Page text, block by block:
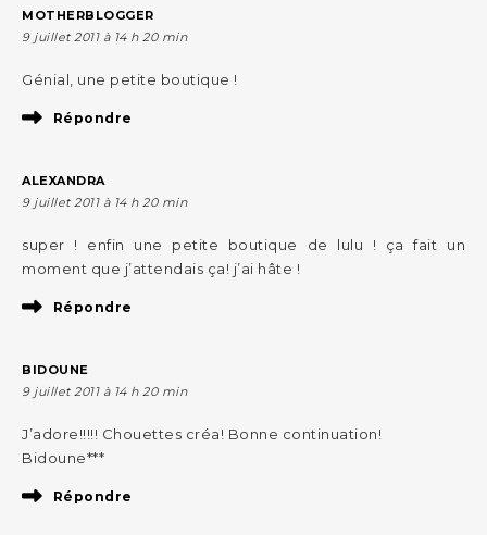
MOTHERBLOGGER
9 juillet 2011 à 14 h 20 min
Génial, une petite boutique !
Répondre
ALEXANDRA
9 juillet 2011 à 14 h 20 min
super ! enfin une petite boutique de lulu ! ça fait un
moment que j’attendais ça! j’ai hâte !
Répondre
BIDOUNE
9 juillet 2011 à 14 h 20 min
J’adore!!!!! Chouettes créa! Bonne continuation!
Bidoune***
Répondre